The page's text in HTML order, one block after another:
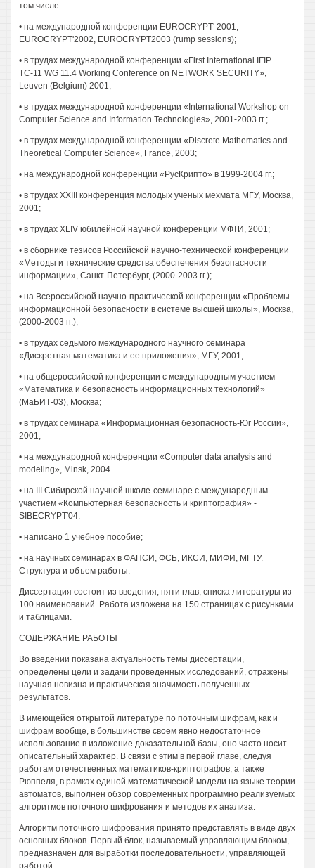
том числе:
• на международной конференции EUROCRYPT' 2001,
EUROCRYPT'2002, EUROCRYPT2003 (rump sessions);
• в трудах международной конференции «First International IFIP
ТС-11 WG 11.4 Working Conference on NETWORK SECURITY»,
Leuven (Belgium) 2001;
• в трудах международной конференции «International Workshop on
Computer Science and Information Technologies», 2001-2003 гг.;
• в трудах международной конференции «Discrete Mathematics and
Theoretical Computer Science», France, 2003;
• на международной конференции «РусКрипто» в 1999-2004 гг.;
• в трудах XXIII конференция молодых ученых мехмата МГУ, Москва,
2001;
• в трудах XLIV юбилейной научной конференции МФТИ, 2001;
• в сборнике тезисов Российской научно-технической конференции
«Методы и технические средства обеспечения безопасности
информации», Санкт-Петербург, (2000-2003 гг.);
• на Всероссийской научно-практической конференции «Проблемы
информационной безопасности в системе высшей школы», Москва,
(2000-2003 гг.);
• в трудах седьмого международного научного семинара
«Дискретная математика и ее приложения», МГУ, 2001;
• на общероссийской конференции с международным участием
«Математика и безопасность информационных технологий»
(МаБИТ-03), Москва;
• в трудах семинара «Информационная безопасность-Юг России»,
2001;
• на международной конференции «Computer data analysis and
modeling», Minsk, 2004.
• на III Сибирской научной школе-семинаре с международным
участием «Компьютерная безопасность и криптография» -
SIBECRYPT'04.
• написано 1 учебное пособие;
• на научных семинарах в ФАПСИ, ФСБ, ИКСИ, МИФИ, МГТУ.
Структура и объем работы.
Диссертация состоит из введения, пяти глав, списка литературы из
100 наименований. Работа изложена на 150 страницах с рисунками
и таблицами.
СОДЕРЖАНИЕ РАБОТЫ
Во введении показана актуальность темы диссертации,
определены цели и задачи проведенных исследований, отражены
научная новизна и практическая значимость полученных
результатов.
В имеющейся открытой литературе по поточным шифрам, как и
шифрам вообще, в большинстве своем явно недостаточное
использование в изложение доказательной базы, оно часто носит
описательный характер. В связи с этим в первой главе, следуя
работам отечественных математиков-криптографов, а также
Рюппеля, в рамках единой математической модели на языке теории
автоматов, выполнен обзор современных программно реализуемых
алгоритмов поточного шифрования и методов их анализа.
Алгоритм поточного шифрования принято представлять в виде двух
основных блоков. Первый блок, называемый управляющим блоком,
предназначен для выработки последовательности, управляющей
работой